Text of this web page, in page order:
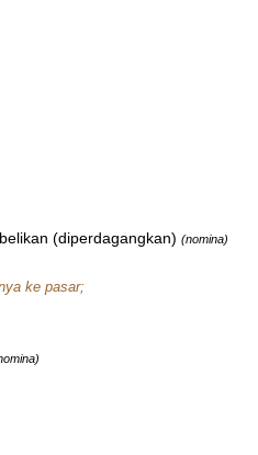
(diperdagangkan) (nomina)
ke pasar;